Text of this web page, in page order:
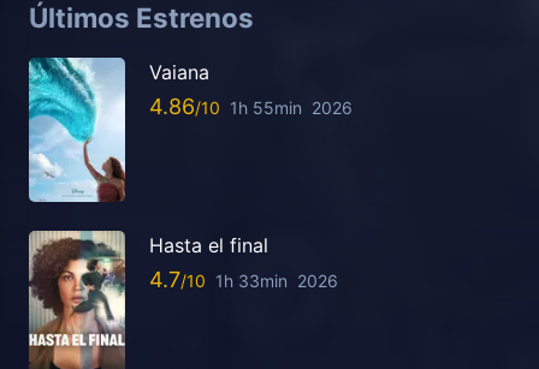
Últimos Estrenos
Vaiana
4.86 1h 55min 2026
Hasta el final
4.7 1h 33min 2026